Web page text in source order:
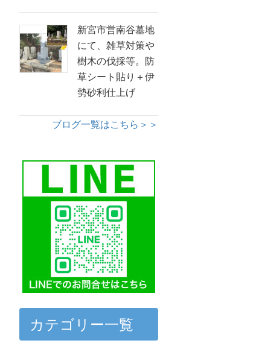
新宮市営南谷墓地
にて、雑草対策や
樹木の伐採等。防
草シート貼り＋伊
勢砂利仕上げ
ブログ一覧はこちら＞＞
カテゴリー一覧